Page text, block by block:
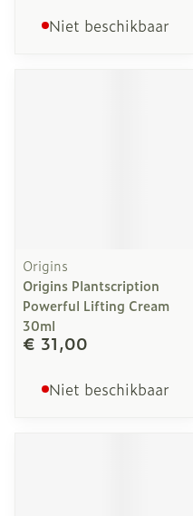
Niet beschikbaar
Origins
Origins Plantscription
Powerful Lifting Cream
30ml
€ 31,00
Niet beschikbaar